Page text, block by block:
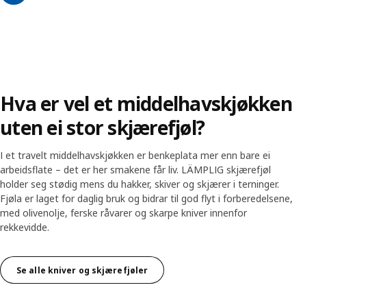
Hva er vel et middelhavskjøkken
uten ei stor skjærefjøl?
I et travelt middelhavskjøkken er benkeplata mer enn bare ei
arbeidsflate – det er her smakene får liv. LÄMPLIG skjærefjøl
holder seg stødig mens du hakker, skiver og skjærer i terninger.
Fjøla er laget for daglig bruk og bidrar til god flyt i forberedelsene,
med olivenolje, ferske råvarer og skarpe kniver innenfor
rekkevidde.
Se alle kniver og skjærefjøler